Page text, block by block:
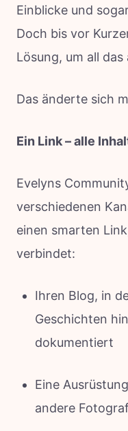
Einblicke und
Doch bis vor
Lösung, um all
Das änderte sich
Ein Link – alle
Evelyns
verschiedenen
einen smarten
verbindet:
Ihren Blog, in
Geschichten
dokumentiert
Eine
andere